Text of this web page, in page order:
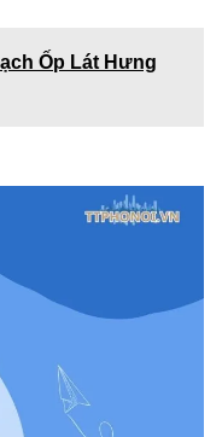
Ốp Lát Hưng